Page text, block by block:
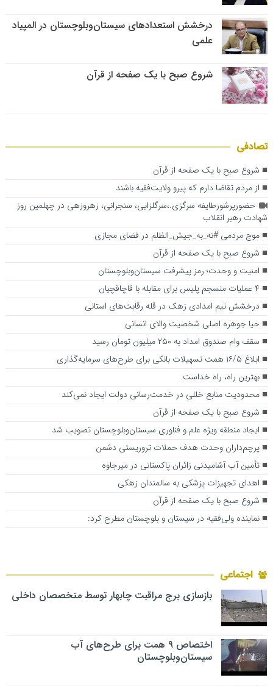
درخشش استعدادهای سیستان‌وبلوچستان در المپیاد
علمی
شروع صبح با یک صفحه از قرآن
تصادفی
شروع صبح با یک صفحه از قرآن
از مردم تقاضا دارم که پیرو ولایت‌فقیه باشند
حضورپرشورطایفه سرگزی.،سرگلزایی، سنجرانی، زهروزهی در چهلمین روز
شهادت رهبر انقلاب
موج مردمی #نه_به_جیش_الظلم در فضای مجازی
شروع صبح با یک صفحه از قرآن
امنیت و وحدت؛ رمز پیشرفت سیستان‌وبلوچستان
۴ عملیات منسجم پلیس برای مقابله با قاچاقچیان
درخشش تیم امدادی زهک در قله رقابت‌های استانی
حیا جوهره اصلی شخصیت والای انسانی
سقف وام صندوق امداد به ۲۵۰ میلیون تومان رسید
ابلاغ ۱۶/۵ همت تسهیلات بانکی برای طرح‌های سرمایه‌گذاری
بهترین راه، راه خداست
محدودیت منابع خللی در خدمت‌رسانی دولت ایجاد نمی‌کند
شروع صبح با یک صفحه از قرآن
ایجاد منطقه ویژه علم و فناوری سیستان‌وبلوچستان تصویب شد
پرچم‌داران وحدت هدف حملات تروریستی دشمن
تأمین آب آشامیدنی زائران پاکستانی در میرجاوه
اهدای تجهیزات پزشکی به سالمندان زهکی
شروع صبح با یک صفحه از قرآن
نماینده ولی‌فقیه در سیستان و بلوچستان مطرح کرد:
اجتماعی
بازسازی برج مراقبت چابهار توسط متخصصان داخلی
اختصاص ۹ همت برای طرح‌های آب
سیستان‌وبلوچستان